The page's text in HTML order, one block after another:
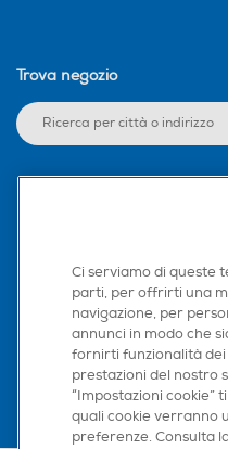
Trova negozio
Scarica la nostra app
Ci serviamo di queste
parti, per offrirti una
navigazione, per
annunci in modo che
fornirti funzionalità dei
prestazioni del nostro
“Impostazioni cookie”
quali cookie verranno
preferenze. Consulta